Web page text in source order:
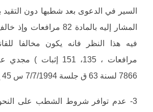
السير في الدعوى بعد شطبها دون التقيد
المشار إليه بالمادة 82
مرافعات ، 135، 151
7866 لسنة 63 ق جلسة 7/7/1994 س 45 ج 2 ص 1175
3- عدم توافر شروط الشطب على